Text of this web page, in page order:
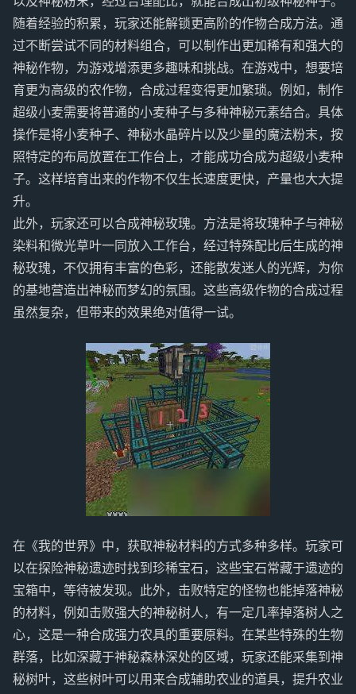
随着经验的积累，玩家还能解锁更高阶的作物合成方法。通
过不断尝试不同的材料组合，可以制作出更加稀有和强大的
神秘作物，为游戏增添更多趣味和挑战。在游戏中，想要培
育更为高级的农作物，合成过程变得更加繁琐。例如，制作
超级小麦需要将普通的小麦种子与多种神秘元素结合。具体
操作是将小麦种子、神秘水晶碎片以及少量的魔法粉末，按
照特定的布局放置在工作台上，才能成功合成为超级小麦种
子。这样培育出来的作物不仅生长速度更快，产量也大大提
升。
此外，玩家还可以合成神秘玫瑰。方法是将玫瑰种子与神秘
染料和微光草叶一同放入工作台，经过特殊配比后生成的神
秘玫瑰，不仅拥有丰富的色彩，还能散发迷人的光辉，为你
的基地营造出神秘而梦幻的氛围。这些高级作物的合成过程
虽然复杂，但带来的效果绝对值得一试。
在《我的世界》中，获取神秘材料的方式多种多样。玩家可
以在探险神秘遗迹时找到珍稀宝石，这些宝石常藏于遗迹的
宝箱中，等待被发现。此外，击败特定的怪物也能掉落神秘
的材料，例如击败强大的神秘树人，有一定几率掉落树人之
心，这是一种合成强力农具的重要原料。在某些特殊的生物
群落，比如深藏于神秘森林深处的区域，玩家还能采集到神
秘树叶，这些树叶可以用来合成辅助农业的道具，提升农业